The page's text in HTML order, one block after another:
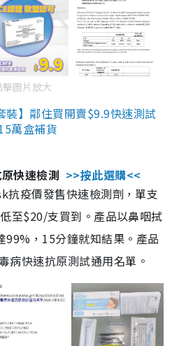
擊圖片放大
裝】鄰住買開賣$9.9快速測試
萬盒補貨
快速檢測 >>按此選購<<
抗疫價發售快速檢測劑，單支
至$20/支買到。產品以鼻咽拭
99%，15分鐘就知結果。產品
病快速抗原測試通用名單。